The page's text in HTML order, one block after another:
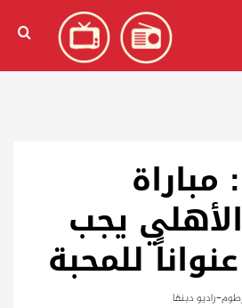
الإنجليزية)
يجب
للمحبة
راديو دبنقا